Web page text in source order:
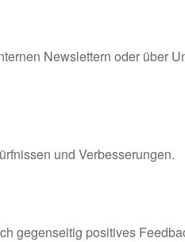
Newslettern oder über
und Verbesserungen.
gegenseitig positives